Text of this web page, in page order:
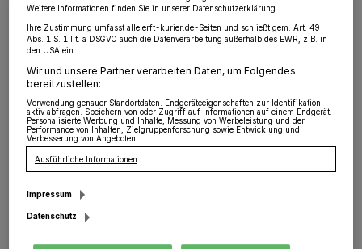
Jüchen·Bei strahlendem Sonnenschein zogen rund
Straßen. Die Kinder des katholischen Kindergartens
„Zur lieben Frau“, der KiTa „Villa Kunterbunt“ und der
Gemeinschaftsgrundschule zogen, in Begleitung von
Eltern und Betreuern, los, um reichlich Kamelle
abzustauben.
Weitere Informationen finden Sie in unserer Datenschutzerklärung.
Ihre Zustimmung umfasst alle erft-kurier.de-Seiten und schließt gem. Art. 49
Abs. 1 S. 1 lit. a DSGVO auch die Datenverarbeitung außerhalb des EWR, z.B. in
den USA ein.
Wir und unsere Partner verarbeiten Daten, um Folgendes
bereitzustellen:
Verwendung genauer Standortdaten. Endgeräteeigenschaften zur Identifikation
aktiv abfragen. Speichern von oder Zugriff auf Informationen auf einem Endgerät.
Personalisierte Werbung und Inhalte, Messung von Werbeleistung und der
Performance von Inhalten, Zielgruppenforschung sowie Entwicklung und
Verbesserung von Angeboten.
Ausführliche Informationen
Impressum
Datenschutz